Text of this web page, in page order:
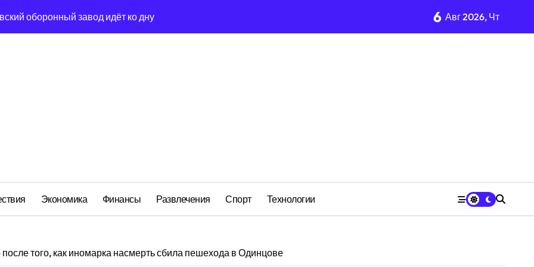
как социальный координатор фонда «защитники отечества» превратила должность в источник обогащения
и вседозволенность участников СВО становятся угрозой для общества
конкурентов, спойлеры и силовой контур
6 Авг 2026, Чт
Экономика Финансы Развлечения Спорт Технологии
того, как иномарка насмерть сбила пешехода в Одинцове